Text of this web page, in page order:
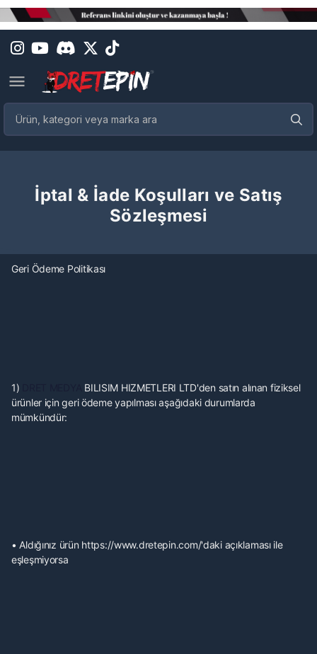
İptal & İade Koşulları ve Satış
Sözleşmesi
Geri Ödeme Politikası
1)
BILISIM HIZMETLERI LTD'den satın alınan fiziksel
ürünler için geri ödeme yapılması aşağıdaki durumlarda
mümkündür:
• Aldığınız ürün https://www.dretepin.com/'daki açıklaması ile
eşleşmiyorsa